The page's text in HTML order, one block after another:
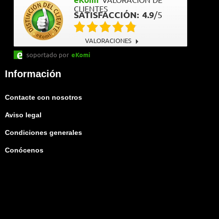
CLIENTES
SATISFACCIÓN: 4.9/5
VALORACIONES
soportado por eKomi
Información
Contacte con nosotros
Aviso legal
Condiciones generales
Conócenos